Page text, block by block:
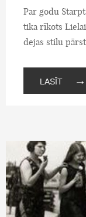
Par godu
tika rīkots
dejas stilu
LASĪT →